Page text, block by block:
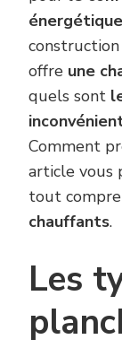
énergétique
offre une
quels sont
Comment
article vous
tout
chauffants.
Les